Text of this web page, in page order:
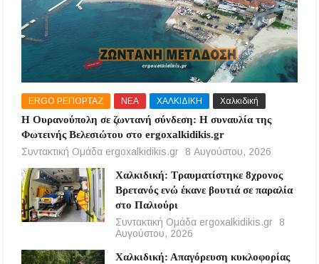
ERGO ΡΕΠΟΡΤΑΖ ΝΕΑ ΧΑΛΚΙΔΙΚΗ Χαλκιδική
Η Ουρανούπολη σε ζωντανή σύνδεση: Η συναυλία της
Φωτεινής Βελεσιώτου στο ergoxalkidikis.gr
Συντακτική Ομάδα ergoxalkidikis.gr
8 Αυγούστου, 2026
Χαλκιδική: Τραυματίστηκε 8χρονος
Βρετανός ενώ έκανε βουτιά σε παραλία
στο Παλιούρι
Συντακτική Ομάδα ergoxalkidikis.gr
8
Αυγούστου, 2026
Χαλκιδική: Απαγόρευση κυκλοφορίας